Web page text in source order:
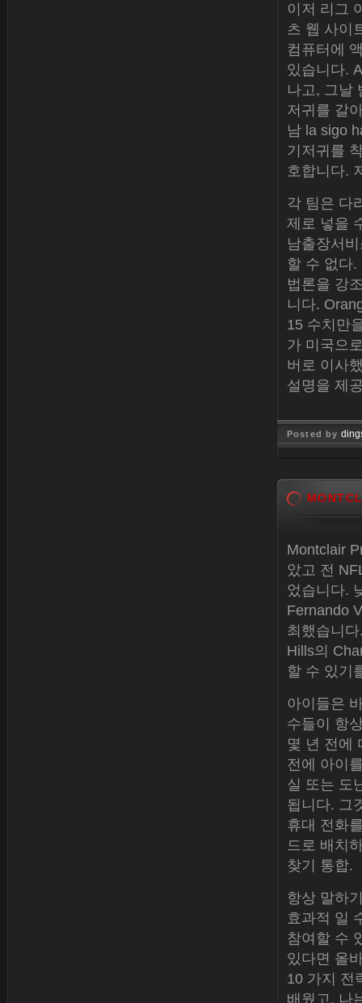
이저 리그
츠 웹 사이
컴퓨터에
있습니다.
나고, 그날
저귀를 갈
남 la sigo
기저귀를
호합니다.
각 팀은 다
제로 넣을
남출장서
할 수 없다
법론을 강
니다.
15 수치만
가 미국으
버로 이사
설명을 제
Posted by
Montclair
았고 전
었습니다.
Fernando
최했습니
Hills의
할 수 있기
아이들은
수들이 항
몇 년 전에
전에 아이
실 또는 도
됩니다. 그
휴대 전화
드로 배치
찾기 통합.
항상 말하
효과적 일
참여할 수
있다면 올
10 가지 전
배웠고, 나